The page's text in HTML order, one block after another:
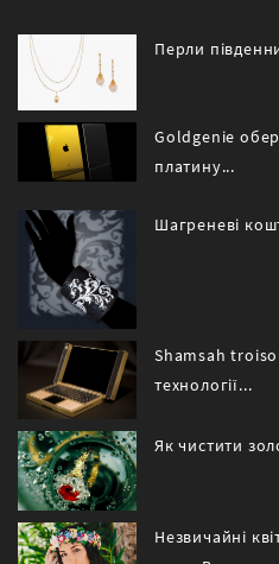
Перли
Goldgenie
платину...
Шагреневі
Shamsah
технології...
Як чистити
Незвичайні